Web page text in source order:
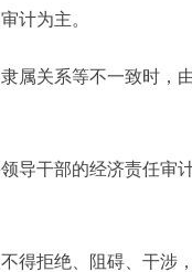
计为主。
关系等不一致时，
干部的经济责任审
拒绝、阻碍、干涉，